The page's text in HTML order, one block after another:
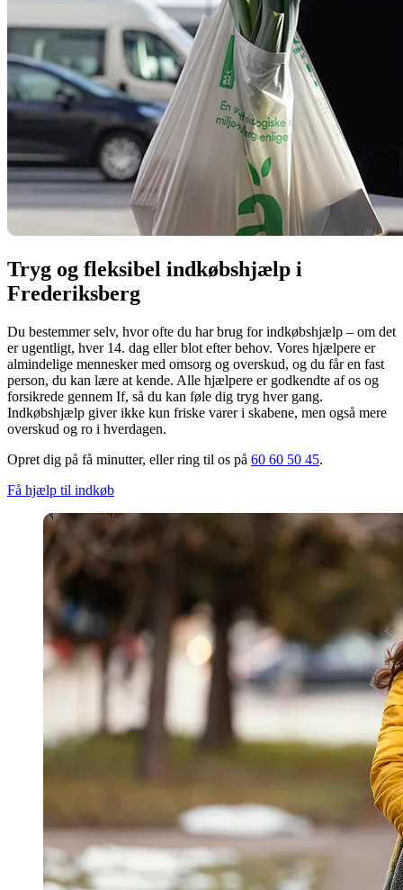
Tryg og fleksibel indkøbshjælp i
Frederiksberg
Du bestemmer selv, hvor ofte du har brug for indkøbshjælp – om det
er ugentligt, hver 14. dag eller blot efter behov. Vores hjælpere er
almindelige mennesker med omsorg og overskud, og du får en fast
person, du kan lære at kende. Alle hjælpere er godkendte af os og
forsikrede gennem If, så du kan føle dig tryg hver gang.
Indkøbshjælp giver ikke kun friske varer i skabene, men også mere
overskud og ro i hverdagen.
Opret dig på få minutter, eller ring til os på 60 60 50 45.
Få hjælp til indkøb